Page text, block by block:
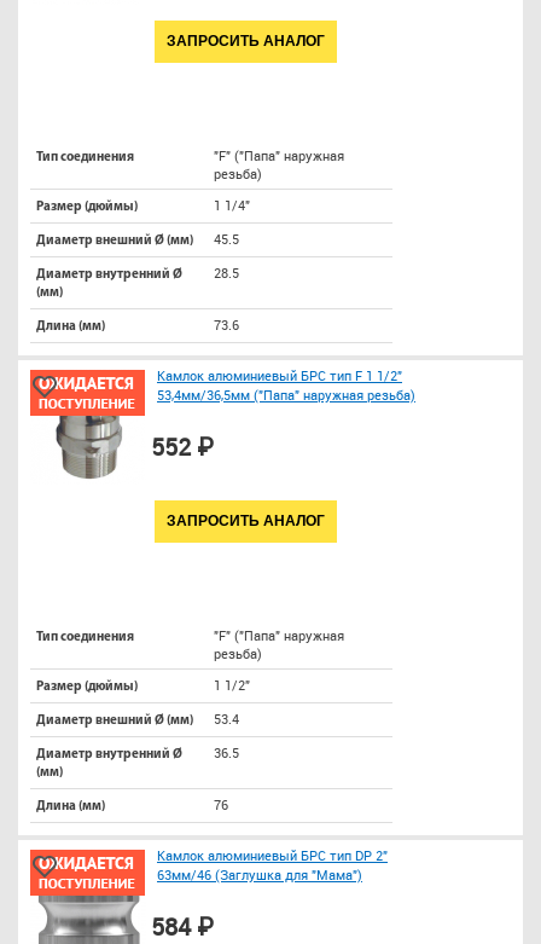
ЗАПРОСИТЬ АНАЛОГ
Тип соединения
"F" ("Папа" наружная
резьба)
Размер (дюймы) 1 1/4"
Диаметр внешний Ø (мм) 45.5
Диаметр внутренний Ø
(мм)
28.5
Длина (мм) 73.6
Камлок алюминиевый БРС тип F 1 1/2"
53,4мм/36,5мм ("Папа" наружная резьба)
552 ₽
ЗАПРОСИТЬ АНАЛОГ
Тип соединения
"F" ("Папа" наружная
резьба)
Размер (дюймы) 1 1/2"
Диаметр внешний Ø (мм) 53.4
Диаметр внутренний Ø
(мм)
36.5
Длина (мм) 76
Камлок алюминиевый БРС тип DP 2"
63мм/46 (Заглушка для "Мама")
584 ₽